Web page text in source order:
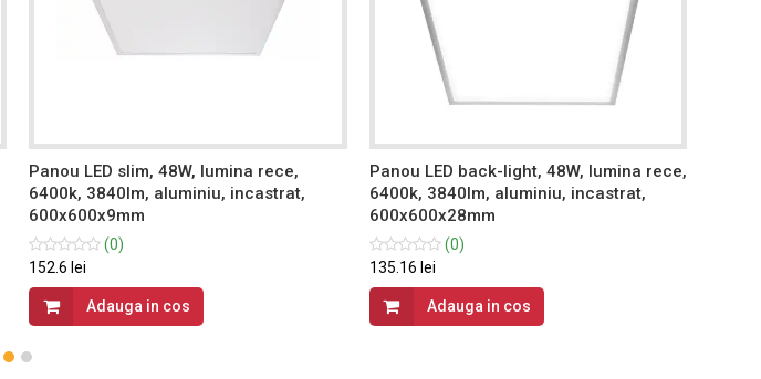
Panou LED slim, 48W, lumina rece,
6400k, 3840lm, aluminiu, incastrat,
600x600x9mm
(0)
152.6 lei
Adauga in cos
Panou LED back-light, 48W, lumina rece,
6400k, 3840lm, aluminiu, incastrat,
600x600x28mm
(0)
135.16 lei
Adauga in cos